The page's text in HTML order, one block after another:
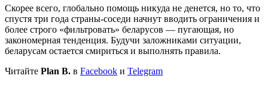
Скорее всего, глобально помощь никуда не денется, но то, что
спустя три года страны-соседи начнут вводить ограничения и
более строго «фильтровать» беларусов — пугающая, но
закономерная тенденция. Будучи заложниками ситуации,
беларусам остается смириться и выполнять правила.
Читайте Plan B. в Facebook и Telegram